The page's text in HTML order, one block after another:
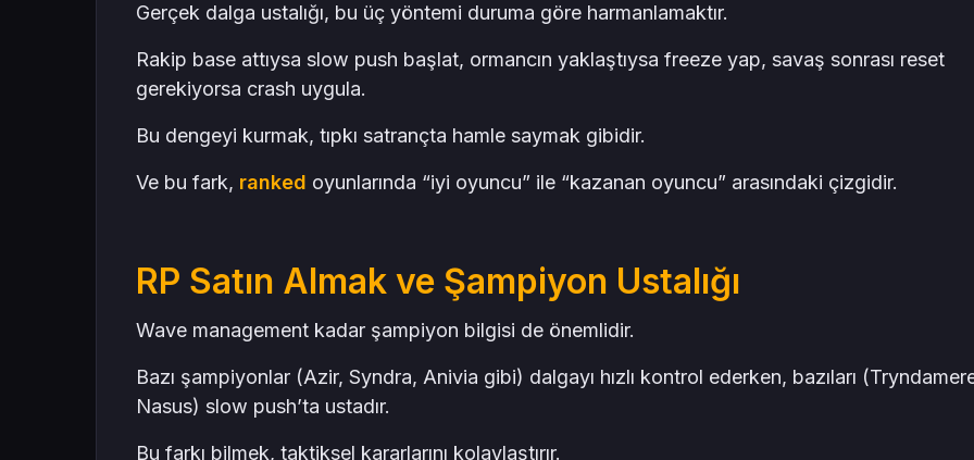
Gerçek dalga ustalığı, bu üç yöntemi duruma göre harmanlamaktır.
Rakip base attıysa slow push başlat, ormancın yaklaştıysa freeze yap, savaş sonrası reset
gerekiyorsa crash uygula.
Bu dengeyi kurmak, tıpkı satrançta hamle saymak gibidir.
Ve bu fark, ranked oyunlarında “iyi oyuncu” ile “kazanan oyuncu” arasındaki çizgidir.
RP Satın Almak ve Şampiyon Ustalığı
Wave management kadar şampiyon bilgisi de önemlidir.
Bazı şampiyonlar (Azir, Syndra, Anivia gibi) dalgayı hızlı kontrol ederken, bazıları
Nasus) slow push’ta ustadır.
Bu farkı bilmek, taktiksel kararlarını kolaylaştırır.